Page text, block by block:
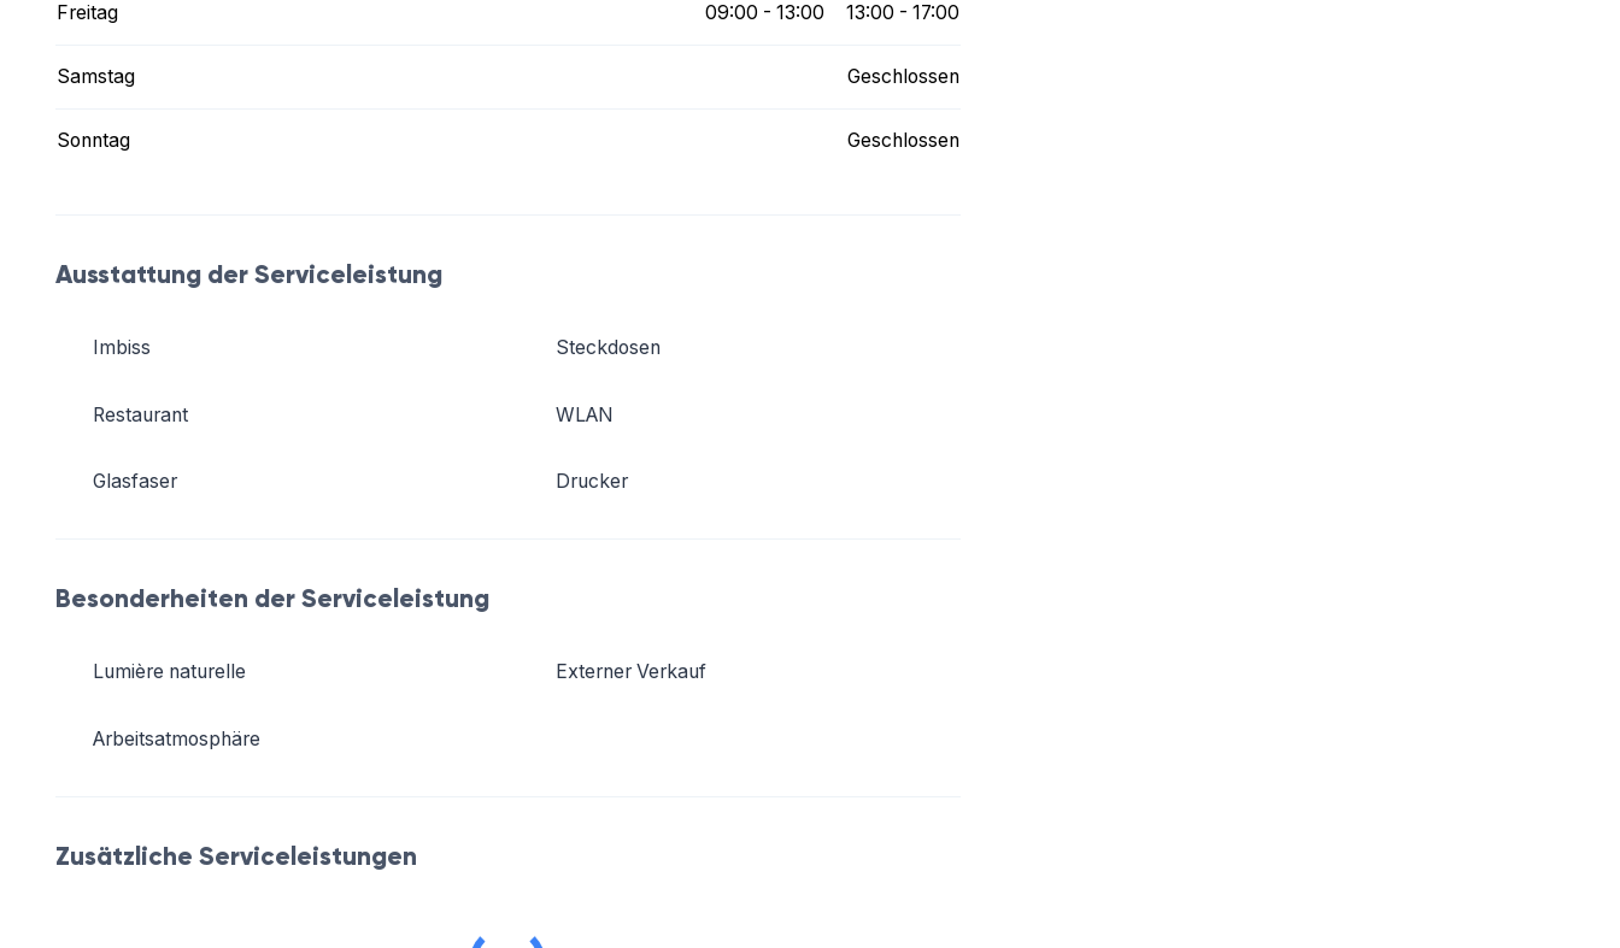
Freitag 09:00 - 13:00 13:00 - 17:00
Samstag Geschlossen
Sonntag Geschlossen
Ausstattung der Serviceleistung
Imbiss
Restaurant
Glasfaser
Steckdosen
WLAN
Drucker
Besonderheiten der Serviceleistung
Lumière naturelle
Arbeitsatmosphäre
Externer Verkauf
Zusätzliche Serviceleistungen